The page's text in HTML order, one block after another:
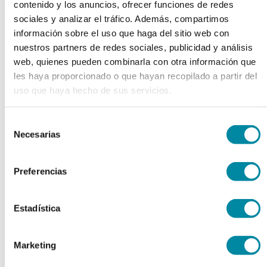
contenido y los anuncios, ofrecer funciones de redes
sociales y analizar el tráfico. Además, compartimos
información sobre el uso que haga del sitio web con
nuestros partners de redes sociales, publicidad y análisis
web, quienes pueden combinarla con otra información que
les haya proporcionado o que hayan recopilado a partir del
uso que haya hecho de sus servicios.
Necesarias
Preferencias
Estadística
Marketing
chevron_right
adquiriendo este producto
DEXPANTENOL